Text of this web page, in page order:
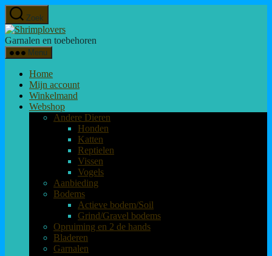
Overslaan
naar
de
inhoud
Zoek
Shrimplovers
Garnalen en toebehoren
Menu
Home
Mijn account
Winkelmand
Webshop
Andere Dieren
Honden
Katten
Reptielen
Vissen
Vogels
Aanbieding
Bodems
Actieve bodem/Soil
Grind/Gravel bodems
Opruiming en 2 de hands
Bladeren
Garnalen